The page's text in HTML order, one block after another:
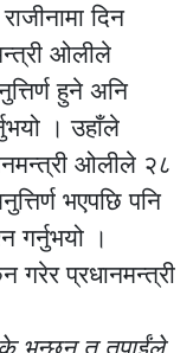
दिन
ओलीले
हुने अनि
। उहाँले
ओलीले २८
भएपछि पनि
गर्नुभयो ।
गरेर प्रधानमन्त्री